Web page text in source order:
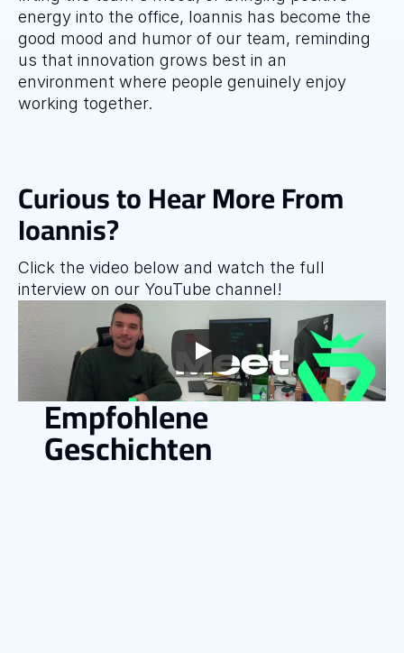
energy into the office, Ioannis has become the
good mood and humor of our team, reminding
us that innovation grows best in an
environment where people genuinely enjoy
working together.
Curious to Hear More From
Ioannis?
Click the video below and watch the full
interview on our YouTube channel!
Empfohlene
Geschichten